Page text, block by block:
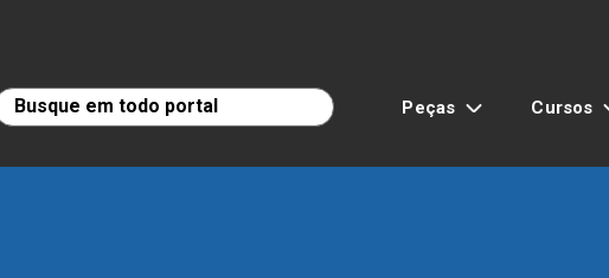
Peças Cursos